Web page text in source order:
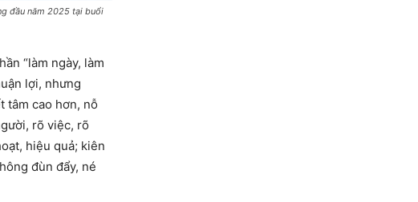
đầu năm 2025 tại buổi
“làm ngày, làm
lợi, nhưng
tâm cao hơn, nỗ
rõ việc, rõ
hiệu quả; kiên
đùn đẩy, né